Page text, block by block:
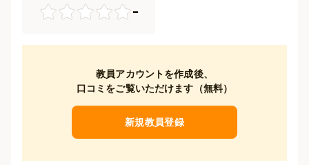
-
教員アカウントを作成後、
口コミをご覧いただけます（無料）
新規教員登録